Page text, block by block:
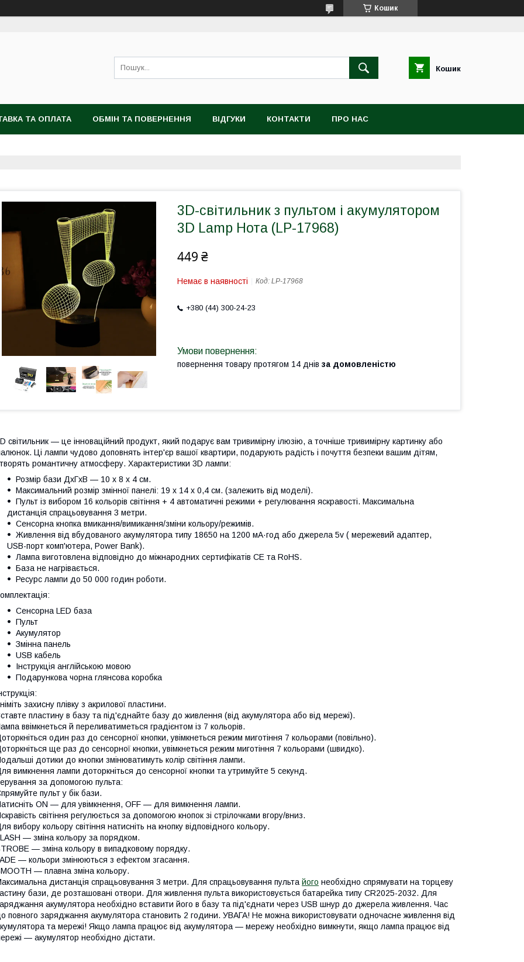
Кошик
Кошик
ТА ОПЛАТА ОБМІН ТА ПОВЕРНЕННЯ ВІДГУКИ КОНТАКТИ ПРО НАС
3D-світильник з пультом і акумулятором
3D Lamp Нота (LP-17968)
449 ₴
Немає в наявності Код: LP-17968
+380 (44) 300-24-23
повернення товару протягом 14 днів за домовленістю
світильник — це інноваційний продукт, який подарує вам тривимірну ілюзію, а точніше тривимірну картинку або
Ці лампи чудово доповнять інтер'єр вашої квартири, подарують радість і почуття безпеки вашим дітям,
романтичну атмосферу. Характеристики 3D лампи:
Розмір бази ДхГхВ — 10 х 8 х 4 см.
Максимальний розмір змінної панелі: 19 x 14 x 0,4 см. (залежить від моделі).
Пульт із вибором 16 кольорів світіння + 4 автоматичні режими + регулювання яскравості. Максимальна
дистанція спрацьовування 3 метри.
Сенсорна кнопка вмикання/вимикання/зміни кольору/режимів.
Живлення від вбудованого акумулятора типу 18650 на 1200 мА·год або джерела 5v ( мережевий адаптер,
USB-порт комп'ютера, Power Bank).
Лампа виготовлена відповідно до міжнародних сертифікатів CE та RoHS.
База не нагрівається.
Ресурс лампи до 50 000 годин роботи.
Сенсорна LED база
Пульт
Акумулятор
Змінна панель
USB кабель
Інструкція англійською мовою
Подарункова чорна глянсова коробка
захисну плівку з акрилової пластини.
пластину в базу та під'єднайте базу до живлення (від акумулятора або від мережі).
ввімкнеться й переливатиметься градієнтом із 7 кольорів.
один раз до сенсорної кнопки, увімкнеться режим миготіння 7 кольорами (повільно).
ще раз до сенсорної кнопки, увімкнеться режим миготіння 7 кольорами (швидко).
дотики до кнопки змінюватимуть колір світіння лампи.
вимкнення лампи доторкніться до сенсорної кнопки та утримуйте 5 секунд.
за допомогою пульта:
пульт у бік бази.
ON — для увімкнення, OFF — для вимкнення лампи.
світіння регулюється за допомогою кнопок зі стрілочками вгору/вниз.
вибору кольору світіння натисніть на кнопку відповідного кольору.
— зміна кольору за порядком.
— зміна кольору в випадковому порядку.
— кольори змінюються з ефектом згасання.
— плавна зміна кольору.
дистанція спрацьовування 3 метри. Для спрацьовування пульта його необхідно спрямувати на торцеву
бази, де розташовані отвори. Для живлення пульта використовується батарейка типу CR2025-2032. Для
акумулятора необхідно вставити його в базу та під'єднати через USB шнур до джерела живлення. Час
повного заряджання акумулятора становить 2 години. УВАГА! Не можна використовувати одночасне живлення від
та мережі! Якщо лампа працює від акумулятора — мережу необхідно вимкнути, якщо лампа працює від
— акумулятор необхідно дістати.